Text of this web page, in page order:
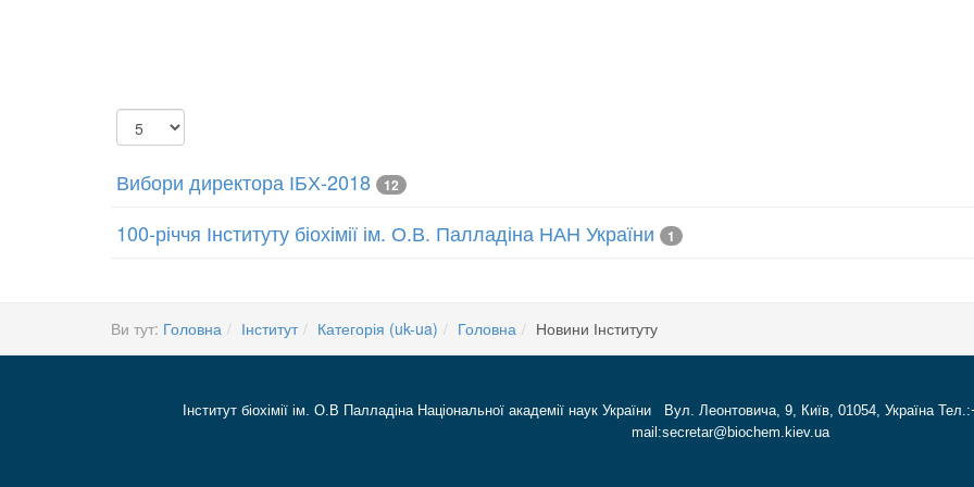
Показувати
Вибори директора ІБХ-2018 12
100-річчя Інституту біохімії ім. О.В. Палладіна НАН України 1
Ви тут: Головна Інститут Категорія (uk-ua) Головна Новини Інституту
Інститут біохімії ім. О.В Палладіна Національної академії наук України Вул. Леонтовича, 9, Київ, 01054, Україна
mail:secretar@biochem.kiev.ua